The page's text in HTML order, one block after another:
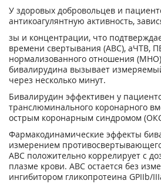
У здоровых добровольцев и
антикоагулянтную активность,
зы и концентрации, что
времени свертывания (АВС), аЧТВ,
нормализованного отношения
бивалирудина вызывает
через несколько минут.
Бивалирудин эффективен у
транслюминального коронарного
острым коронарным синдромом
Фармакодинамические эффекты
измерением
АВС положительно коррелирует с
плазме крови. АВС остается без
ингибитором гликопротеина GPIIb/